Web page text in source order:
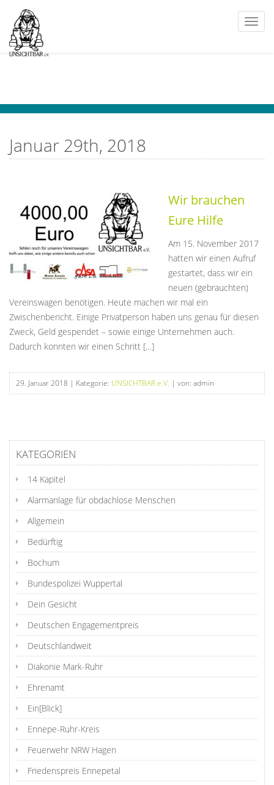
Januar 29th, 2018
Wir brauchen
Eure Hilfe
Am 15. November 2017
hatten wir einen Aufruf
gestartet, dass wir ein
neuen (gebrauchten)
Vereinswagen benötigen. Heute machen wir mal ein
Zwischenbericht. Einige Privatperson haben uns genau für diesen
Zweck, Geld gespendet – sowie einige Unternehmen auch.
Dadurch konnten wir einen Schritt […]
29. Januar 2018 | Kategorie: UNSICHTBAR e.V. | von: admin
KATEGORIEN
14 Kapitel
Alarmanlage für obdachlose Menschen
Allgemein
Bedürftig
Bochum
Bundespolizei Wuppertal
Dein Gesicht
Deutschen Engagementpreis
Deutschlandweit
Diakonie Mark-Ruhr
Ehrenamt
Ein[Blick]
Ennepe-Ruhr-Kreis
Feuerwehr NRW Hagen
Friedenspreis Ennepetal